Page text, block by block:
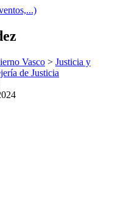
Vasco > Justicia y
de Justicia